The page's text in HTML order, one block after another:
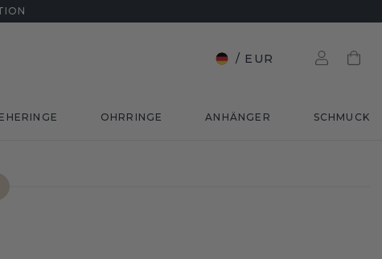
/ EUR
EHERINGE OHRRINGE ANHÄNGER SCHMUCK